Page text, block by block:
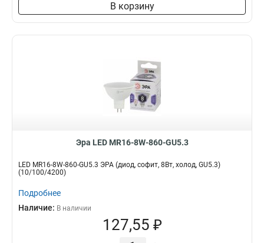
В корзину
Эра LED MR16-8W-860-GU5.3
LED MR16-8W-860-GU5.3 ЭРА (диод, софит, 8Вт, холод, GU5.3)
(10/100/4200)
Подробнее
Наличие: В наличии
127,55 ₽